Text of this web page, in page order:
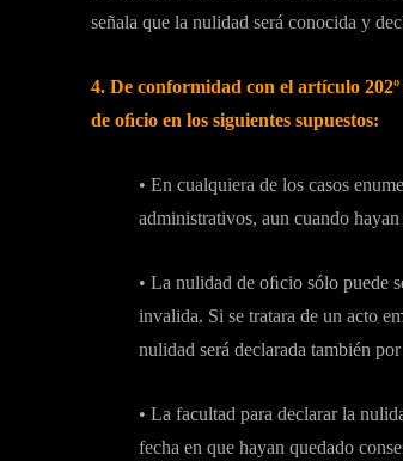
señala que la nulidad será conocida y
4. De conformidad con el artículo
de oﬁcio en los siguientes supuestos:
• En cualquiera de los casos
administrativos, aun cuando
• La nulidad de oﬁcio sólo puede
invalida. Si se tratara de un acto
nulidad será declarada también
• La facultad para declarar la
fecha en que hayan quedado